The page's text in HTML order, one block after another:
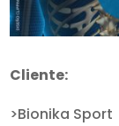
Cliente:
>Bionika Sport